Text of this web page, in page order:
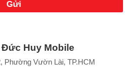
Huy Mobile
Phường Vườn Lài, TP.HCM